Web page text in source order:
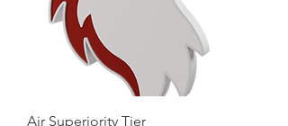
Air Superiority Tier